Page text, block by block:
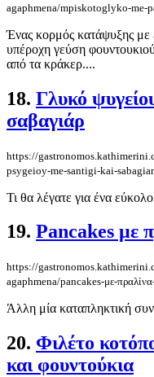
agaphmena/mpiskotoglyko-
Ένας κορμός κατάψυξης με
υπέροχη γεύση
από τα κράκερ....
18. Γλυκό
σαβαγιάρ
https://
psygeioy-me-santigi-kai-sabagiar
Τι θα λέγατε για ένα
19. Pancakes με
https://
agaphmena/pancakes-με-
Άλλη μία καταπληκτική
20. Φιλέτο
και φουντούκια